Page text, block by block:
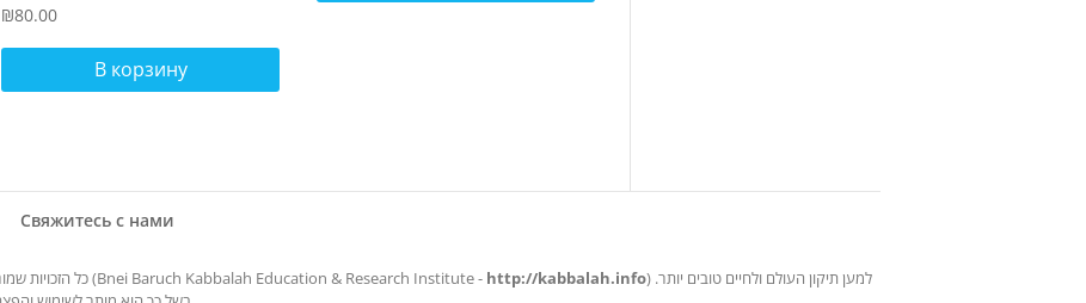
₪80.00
В корзину
Свяжитесь с нами
© כל הזכויות שמורות החומר באתר זה מוגש מטעם ארגון קבלה לעם (Bnei Baruch Kabbalah Education & Research Institute - http://kabbalah.info) למען תיקון העולם ולחיים טובים יותר.